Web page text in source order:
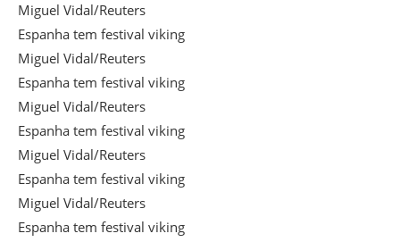
Miguel Vidal/Reuters
Espanha tem festival viking
Miguel Vidal/Reuters
Espanha tem festival viking
Miguel Vidal/Reuters
Espanha tem festival viking
Miguel Vidal/Reuters
Espanha tem festival viking
Miguel Vidal/Reuters
Espanha tem festival viking